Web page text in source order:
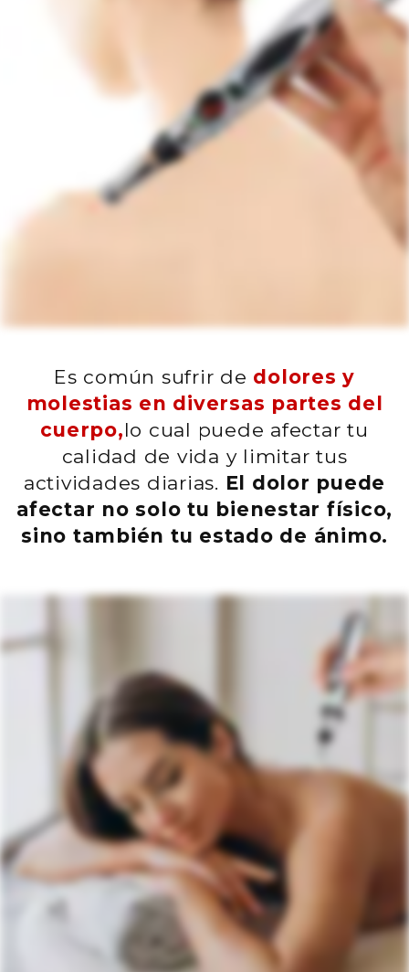
Es común sufrir de dolores y
molestias en diversas partes del
cuerpo,lo cual puede afectar tu
calidad de vida y limitar tus
actividades diarias. El dolor puede
afectar no solo tu bienestar físico,
sino también tu estado de ánimo.